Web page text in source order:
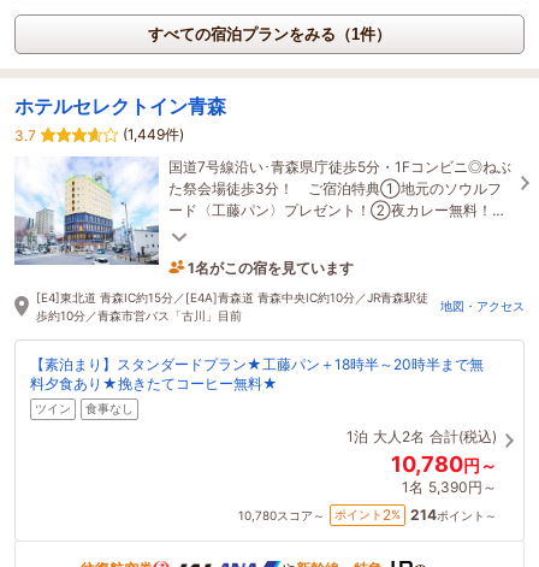
すべての宿泊プランをみる（1件）
ホテルセレクトイン青森
3.7
(1,449件)
国道7号線沿い･青森県庁徒歩5分・1Fコンビニ◎ねぶ
た祭会場徒歩3分！ ご宿泊特典①地元のソウルフ
ード〈工藤パン〉プレゼント！②夜カレー無料！③
挽きたてコーヒー無料！※詳細は公式HPをご確認く
1名がこの宿を見ています
58分前に予約されました
[E4]東北道 青森IC約15分／[E4A]青森道 青森中央IC約10分／JR青森駅徒
歩約10分／青森市営バス「古川」目前
地図・アクセス
【素泊まり】スタンダードプラン★工藤パン＋18時半～20時半まで無
料夕食あり★挽きたてコーヒー無料★
ツイン 食事なし
1泊 大人2名 合計(税込)
10,780円～
1名 5,390円～
10,780スコア～ ポイント 2% 214ポイント～